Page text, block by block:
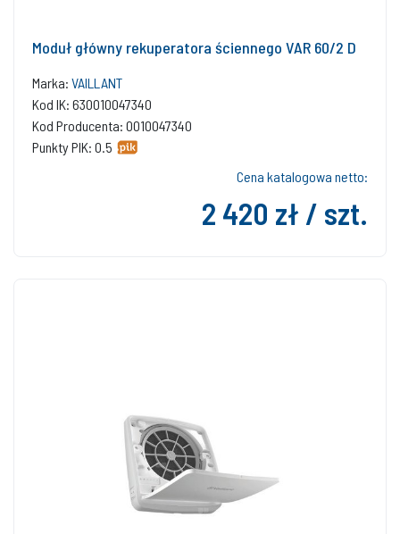
Moduł główny rekuperatora ściennego VAR 60/2 D
Marka: VAILLANT
Kod IK: 630010047340
Kod Producenta: 0010047340
Punkty PIK: 0.5
Cena katalogowa netto:
2 420 zł / szt.